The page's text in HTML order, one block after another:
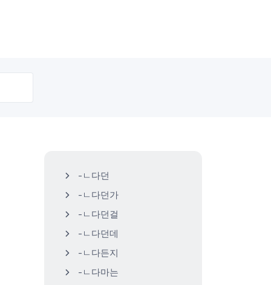
-ㄴ다던
-ㄴ다던가
-ㄴ다던걸
-ㄴ다던데
-ㄴ다든지
-ㄴ다마는